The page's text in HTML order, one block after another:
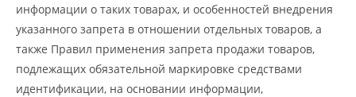
информации о таких товарах, и особенностей внедрения
указанного запрета в отношении отдельных товаров, а
также Правил применения запрета продажи товаров,
подлежащих обязательной маркировке средствами
идентификации, на основании информации,